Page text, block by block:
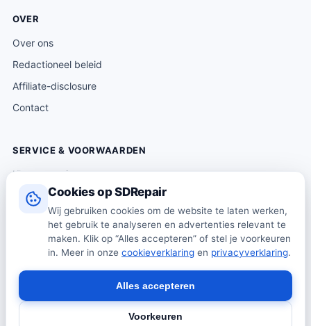
Cookies op SDRepair
Wij gebruiken cookies om de website te laten werken,
het gebruik te analyseren en advertenties relevant te
maken. Klik op “Alles accepteren” of stel je voorkeuren
in. Meer in onze cookieverklaring en privacyverklaring.
Voorkeuren
Alles accepteren
OVER
Over ons
Redactioneel beleid
Affiliate-disclosure
Contact
SERVICE & VOORWAARDEN
Klantenservice
Verzending & levering
Retourneren
Algemene voorwaarden